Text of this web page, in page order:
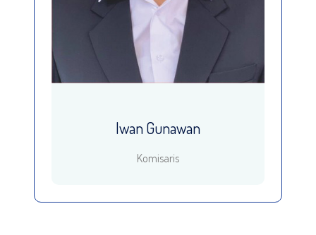
Iwan Gunawan
Komisaris